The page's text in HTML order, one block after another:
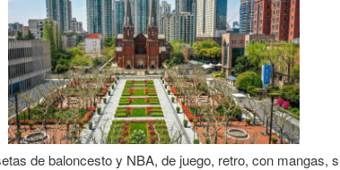
de baloncesto y NBA, de juego, retro, con mangas,